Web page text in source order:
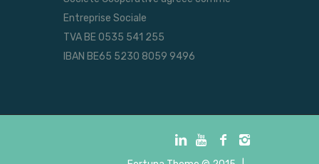
Entreprise Sociale
TVA BE 0535 541 255
IBAN BE65 5230 8059 9496